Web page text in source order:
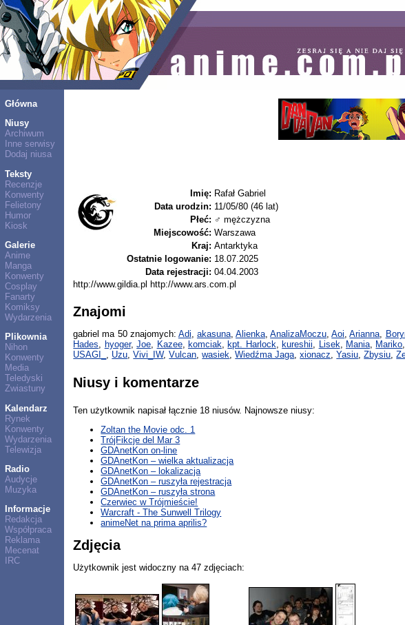
Główna
Niusy
Archiwum
Inne serwisy
Dodaj niusa
Teksty
Recenzje
Konwenty
Felietony
Humor
Kiosk
Galerie
Anime
Manga
Konwenty
Cosplay
Fanarty
Komiksy
Wydarzenia
Plikownia
Nihon
Konwenty
Media
Teledyski
Zwiastuny
Kalendarz
Rynek
Konwenty
Wydarzenia
Telewizja
Radio
Audycje
Muzyka
Informacje
Redakcja
Współpraca
Reklama
Mecenat
IRC
Imię: Rafał Gabriel
Data urodzin: 11/05/80 (46 lat)
Płeć: ♂ mężczyzna
Miejscowość: Warszawa
Kraj: Antarktyka
Ostatnie logowanie: 18.07.2025
Data rejestracji: 04.04.2003
http://www.gildia.pl http://www.ars.com.pl
Znajomi
gabriel ma 50 znajomych: Adi, akasuna,Alienka,AnalizaMoczu,Aoi,Arianna,
Hades, hyoger,Joe, Kazee, komciak, kpt. Harlock, kureshii, Lisek, Mania, Mariko,
USAGI_ , Uzu,Vivi_IW,Vulcan,wasiek,Wiedźma Jaga,xionacz,Yasiu,Zbysiu,
Niusy i komentarze
Ten użytkownik napisał łącznie 18 niusów. Najnowsze niusy:
Zoltan the Movie odc. 1
TrójFikcje del Mar 3
GDAnetKon on-line
GDAnetKon – wielka aktualizacja
GDAnetKon – lokalizacja
GDAnetKon – ruszyła rejestracja
GDAnetKon – ruszyła strona
Czerwiec w Trójmieście!
Warcraft - The Sunwell Trilogy
animeNet na prima aprilis?
Zdjęcia
Użytkownik jest widoczny na 47 zdjęciach: